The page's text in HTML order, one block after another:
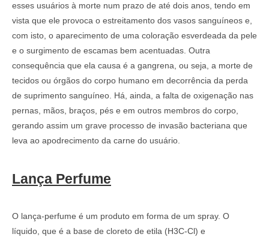
esses usuários à morte num prazo de até dois anos, tendo em
vista que ele provoca o estreitamento dos vasos sanguíneos e,
com isto, o aparecimento de uma coloração esverdeada da pele
e o surgimento de escamas bem acentuadas. Outra
consequência que ela causa é a gangrena, ou seja, a morte de
tecidos ou órgãos do corpo humano em decorrência da perda
de suprimento sanguíneo. Há, ainda, a falta de oxigenação nas
pernas, mãos, braços, pés e em outros membros do corpo,
gerando assim um grave processo de invasão bacteriana que
leva ao apodrecimento da carne do usuário.
Lança Perfume
O lança-perfume é um produto em forma de um spray. O
líquido, que é a base de cloreto de etila (H3C-Cl) e